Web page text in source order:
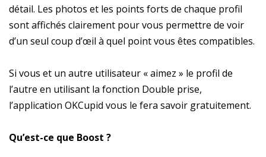
détail. Les photos et les points forts de chaque profil
sont affichés clairement pour vous permettre de voir
d’un seul coup d’œil à quel point vous êtes compatibles.
Si vous et un autre utilisateur « aimez » le profil de
l’autre en utilisant la fonction Double prise,
l’application OKCupid vous le fera savoir gratuitement.
Qu’est-ce que Boost ?